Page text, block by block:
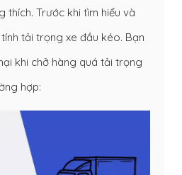
thích. Trước khi tìm hiểu và
tải trọng xe đầu kéo. Bạn
khi chở hàng quá tải trọng
hợp: